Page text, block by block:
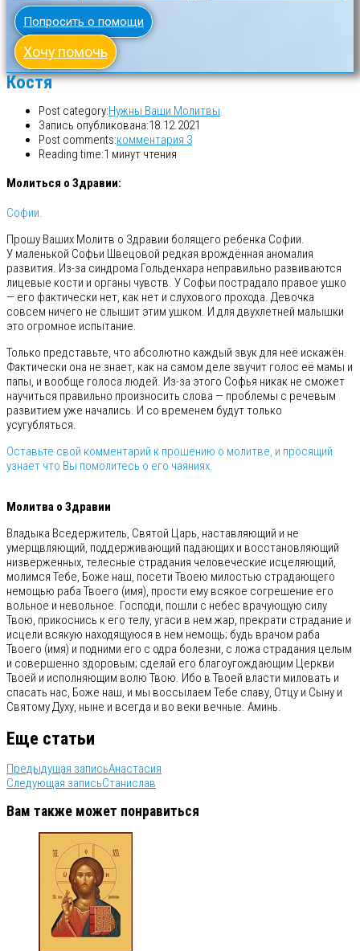
Попросить о помощи
Хочу помочь
Костя
Post category:Нужны Ваши Молитвы
Запись опубликована:18.12.2021
Post comments:комментария 3
Reading time:1 минут чтения
Молиться о Здравии:
Софии.
Прошу Ваших Молитв о Здравии болящего ребенка Софии.
У маленькой Софьи Швецовой редкая врождённая аномалия
развития. Из-за синдрома Гольденхара неправильно развиваются
лицевые кости и органы чувств. У Софьи пострадало правое ушко
— его фактически нет, как нет и слухового прохода. Девочка
совсем ничего не слышит этим ушком. И для двухлетней малышки
это огромное испытание.
Только представьте, что абсолютно каждый звук для неё искажён.
Фактически она не знает, как на самом деле звучит голос её мамы и
папы, и вообще голоса людей. Из-за этого Софья никак не сможет
научиться правильно произносить слова — проблемы с речевым
развитием уже начались. И со временем будут только
усугубляться.
Оставьте свой комментарий к прошению о молитве, и просящий
узнает что Вы помолитесь о его чаяниях.
Молитва о Здравии
Владыка Вседержитель, Святой Царь, наставляющий и не
умерщвляющий, поддерживающий падающих и восстановляющий
низверженных, телесные страдания человеческие исцеляющий,
молимся Тебе, Боже наш, посети Твоею милостью страдающего
немощью раба Твоего (имя), прости ему всякое согрешение его
вольное и невольное. Господи, пошли с небес врачующую силу
Твою, прикоснись к его телу, угаси в нем жар, прекрати страдание и
исцели всякую находящуюся в нем немощь; будь врачом раба
Твоего (имя) и подними его с одра болезни, с ложа страдания целым
и совершенно здоровым; сделай его благоугождающим Церкви
Твоей и исполняющим волю Твою. Ибо в Твоей власти миловать и
спасать нас, Боже наш, и мы воссылаем Тебе славу, Отцу и Сыну и
Святому Духу, ныне и всегда и во веки вечные. Аминь.
Еще статьи
Предыдущая записьАнастасия
Следующая записьСтанислав
Вам также может понравиться